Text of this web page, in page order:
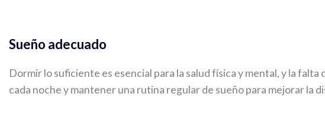
Sueño adecuado
Dormir lo suficiente es esencial para la salud física y mental, y la
cada noche y mantener una rutina regular de sueño para mejorar la